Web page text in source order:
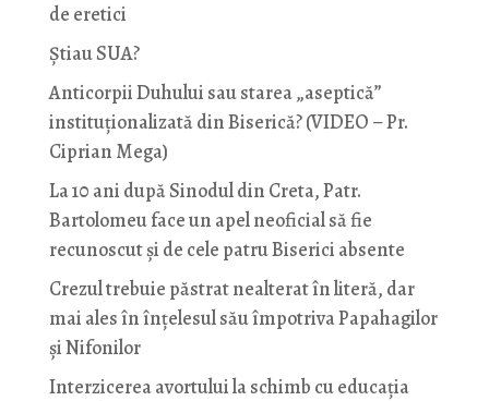
de eretici
Știau SUA?
Anticorpii Duhului sau starea „aseptică”
instituționalizată din Biserică? (VIDEO – Pr.
Ciprian Mega)
La 10 ani după Sinodul din Creta, Patr.
Bartolomeu face un apel neoficial să fie
recunoscut și de cele patru Biserici absente
Crezul trebuie păstrat nealterat în literă, dar
mai ales în înțelesul său împotriva Papahagilor
și Nifonilor
Interzicerea avortului la schimb cu educaţia